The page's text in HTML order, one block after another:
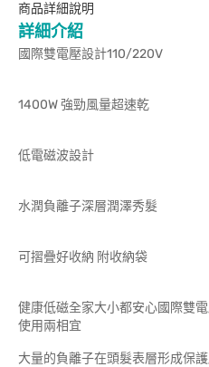
商品詳細說明
詳細介紹
國際雙電壓
1400W 強
低電磁
水潤負離子
可摺疊好收
健康低磁全家大小都安心國際雙
使用兩
大量的負離子在頭髮表層形成保